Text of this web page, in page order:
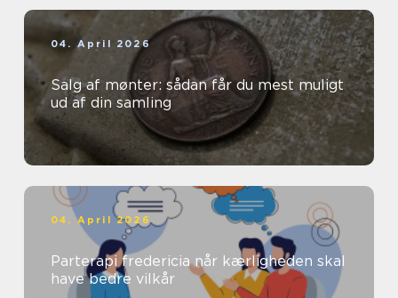
04. April 2026
Salg af mønter: sådan får du mest muligt
ud af din samling
04. April 2026
Parterapi fredericia når kærligheden skal
have bedre vilkår